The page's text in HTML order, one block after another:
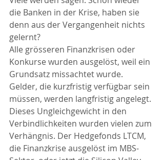
die Banken in der Krise, haben sie
denn aus der Vergangenheit nichts
gelernt?
Alle grösseren Finanzkrisen oder
Konkurse wurden ausgelöst, weil ein
Grundsatz missachtet wurde.
Gelder, die kurzfristig verfügbar sein
müssen, werden langfristig angelegt.
Dieses Ungleichgewicht in den
Verbindlichkeiten wurden vielen zum
Verhängnis. Der Hedgefonds LTCM,
die Finanzkrise ausgelöst im MBS-